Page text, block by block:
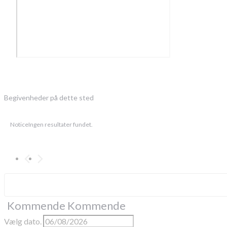
Begivenheder på dette sted
NoticeIngen resultater fundet.
Kommende Kommende
Vælg dato.